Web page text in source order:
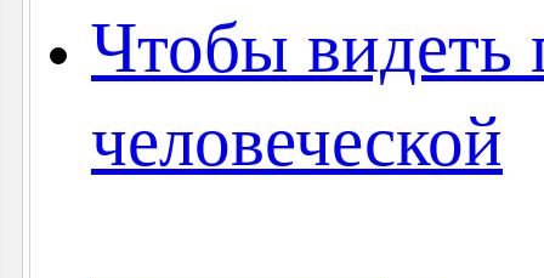
Чтобы видеть
человеческой